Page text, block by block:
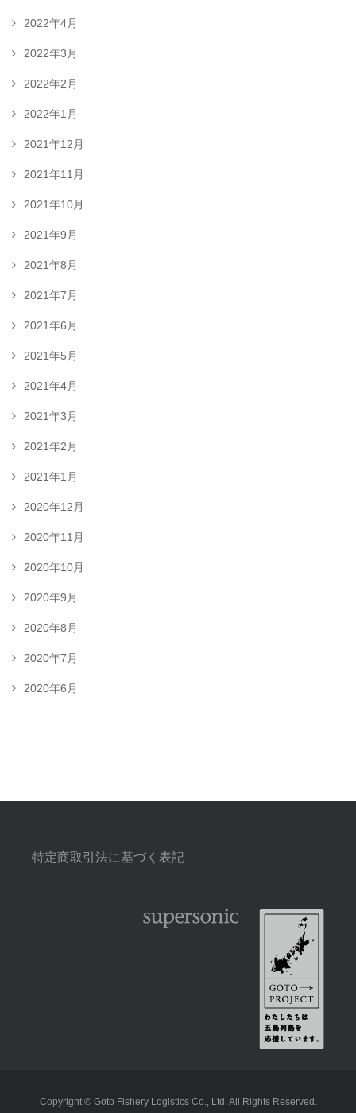
2022年4月
2022年3月
2022年2月
2022年1月
2021年12月
2021年11月
2021年10月
2021年9月
2021年8月
2021年7月
2021年6月
2021年5月
2021年4月
2021年3月
2021年2月
2021年1月
2020年12月
2020年11月
2020年10月
2020年9月
2020年8月
2020年7月
2020年6月
特定商取引法に基づく表記
Copyright © Goto Fishery Logistics Co., Ltd. All Rights Reserved.